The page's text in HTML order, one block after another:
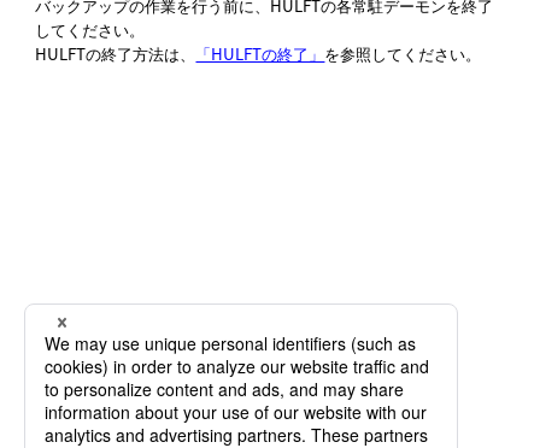
バックアップの作業を行う前に、HULFTの各常駐デーモンを終了
してください。
HULFTの終了方法は、
「HULFTの終了」 を参照してください。